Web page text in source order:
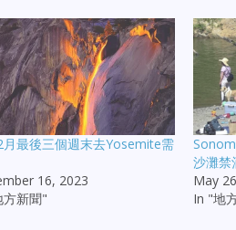
月最後三個週末去Yosemite需
16, 2023
方新聞"
沙灘禁
May
In "地